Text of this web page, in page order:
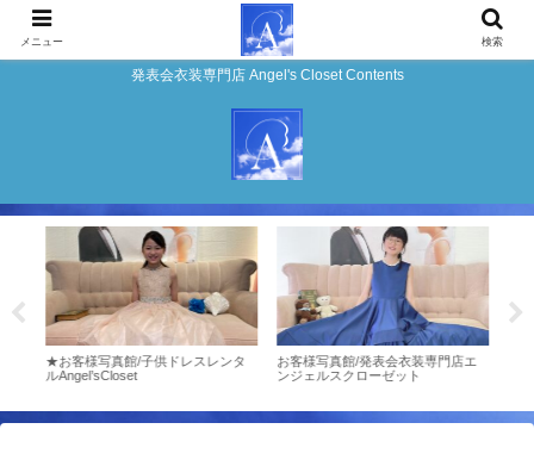
発表会衣装専門店 Angel's Closet Contents
★お客様写真館/子供ドレスレンタ
ルAngel’sCloset
お客様写真館/発表会衣装専門店エ
ンジェルスクローゼット
メニュー 検索